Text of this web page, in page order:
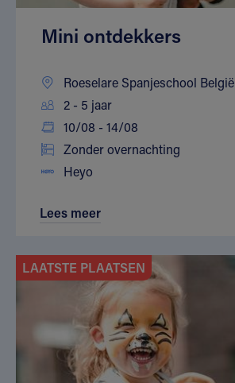
Mini ontdekkers
Roeselare Spanjeschool België
2 - 5 jaar
10/08 - 14/08
Zonder overnachting
Heyo
Lees meer
LAATSTE PLAATSEN